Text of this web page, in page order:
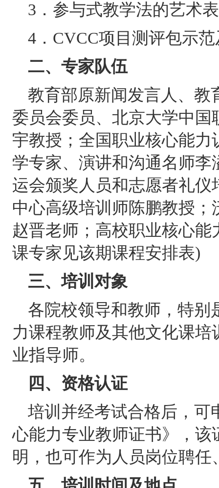
3．参与式教学法的艺术
4．CVCC项目测评包示
二、专家队伍
教育部原新闻发言人、教
委员会委员、北京大学中
宇教授；全国职业核心能
学专家、演讲和沟通名师
运会颁奖人员和志愿者礼
中心高级培训师陈鹏教授
赵晋老师；高校职业核心
课专家见该期课程安排表)
三、培训对象
各院校领导和教师，特别
力课程教师及其他文化课
业指导师。
四、资格认证
培训并经考试合格后，可
心能力专业教师证书》，
明，也可作为人员岗位聘